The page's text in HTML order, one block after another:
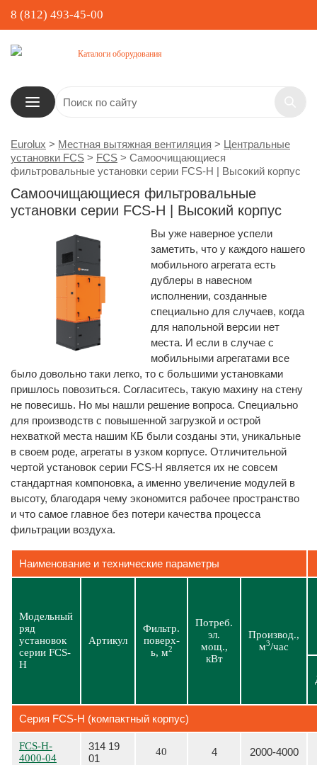
8 (812) 493-45-00
Каталоги оборудования
Eurolux > Местная вытяжная вентиляция > Центральные
установки FCS > FCS > Самоочищающиеся
фильтровальные установки серии FCS-H | Высокий корпус
Самоочищающиеся фильтровальные
установки серии FCS-H | Высокий корпус
Вы уже наверное успели
заметить, что у каждого нашего
мобильного агрегата есть
дублеры в навесном
исполнении, созданные
специально для случаев, когда
для напольной версии нет
места. И если в случае с
мобильными агрегатами все
было довольно таки легко, то с большими установками
пришлось повозиться. Согласитесь, такую махину на стену
не повесишь. Но мы нашли решение вопроса. Специально
для производств с повышенной загрузкой и острой
нехваткой места нашим КБ были созданы эти, уникальные
в своем роде, агрегаты в узком корпусе. Отличительной
чертой установок серии FCS-H является их не совсем
стандартная компоновка, а именно увеличение модулей в
высоту, благодаря чему экономится рабочее пространство
и что самое главное без потери качества процесса
фильтрации воздуха.
Наименование и технические параметры
Модельный
ряд
установок
серии FCS-
H
Артикул
Фильтр.
поверх-
ь, м2
Потреб.
эл.
мощ.,
кВт
Производ.,
м3/час
Серия FCS-H (компактный корпус)
FCS-H-
4000-04
314 19
01
40 4 2000-4000